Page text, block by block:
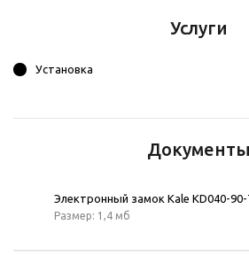
Услуги
Установка
Документы
Электронный замок Kale KD040-90-
Размер: 1,4 мб